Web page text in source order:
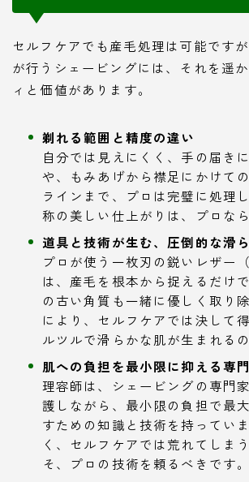
セルフケアでも産毛処理は可能です
が行うシェービングには、それを遥
ィと価値があります。
剃れる範囲と精度の違い
自分では見えにくく、手の届き
や、もみあげから襟足にかけて
ラインまで、プロは完璧に処理
称の美しい仕上がりは、プロなら
道具と技術が生む、圧倒的な滑
プロが使う一枚刃の鋭いレザー
は、産毛を根本から捉えるだけ
の古い角質も一緒に優しく取り
により、セルフケアでは決して
ルツルで滑らかな肌が生まれるの
肌への負担を最小限に抑える専
理容師は、シェービングの専門
護しながら、最小限の負担で最
すための知識と技術を持ってい
く、セルフケアでは荒れてしま
そ、プロの技術を頼るべきです。